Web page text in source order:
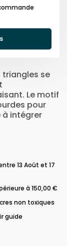
triangles se
Le motif
pour
à intégrer
13 Août et 17
à 150,00 €
non toxiques
guide